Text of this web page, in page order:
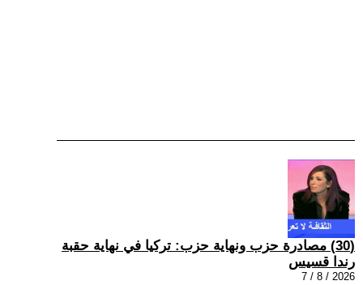
(30) مصادرة حزب ونهاية حزب: تركيا في نهاية حقبة
رندا قسيس
2026 / 8 / 7